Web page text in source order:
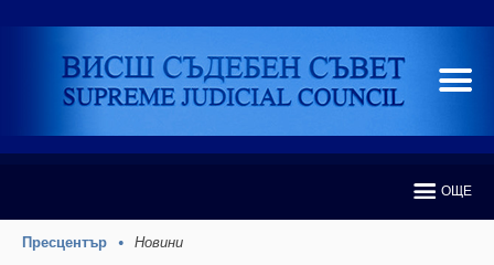
ОЩЕ
Пресцентър Новини